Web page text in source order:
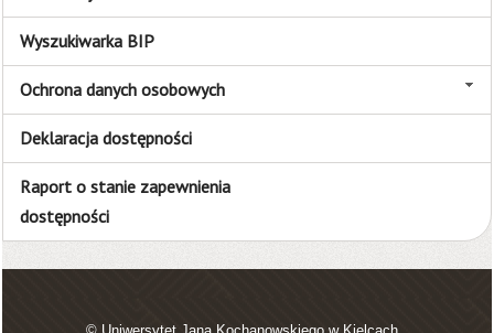
Wyszukiwarka BIP
Ochrona danych osobowych
Deklaracja dostępności
Raport o stanie zapewnienia
dostępności